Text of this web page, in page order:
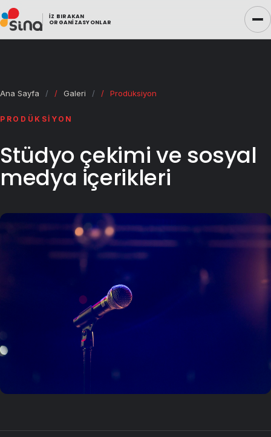
İZ BIRAKAN
ORGANIZASYONLAR
Event
Prodüksiyon
Tiyatro
Ramazan Etkinlikleri
Çadır Sistemleri ve Ramazan Sokağı
Belediye Festivalleri
Otel Etkinlikleri
Şirket Lansmanları
Yazar ve Söyleşi Programları
Bayi Toplantıları
Ana Sayfa / Galeri / Prodüksiyon
PRODÜKSIYON
Stüdyo çekimi ve sosyal
medya içerikleri